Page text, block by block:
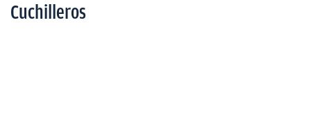
Cuchilleros